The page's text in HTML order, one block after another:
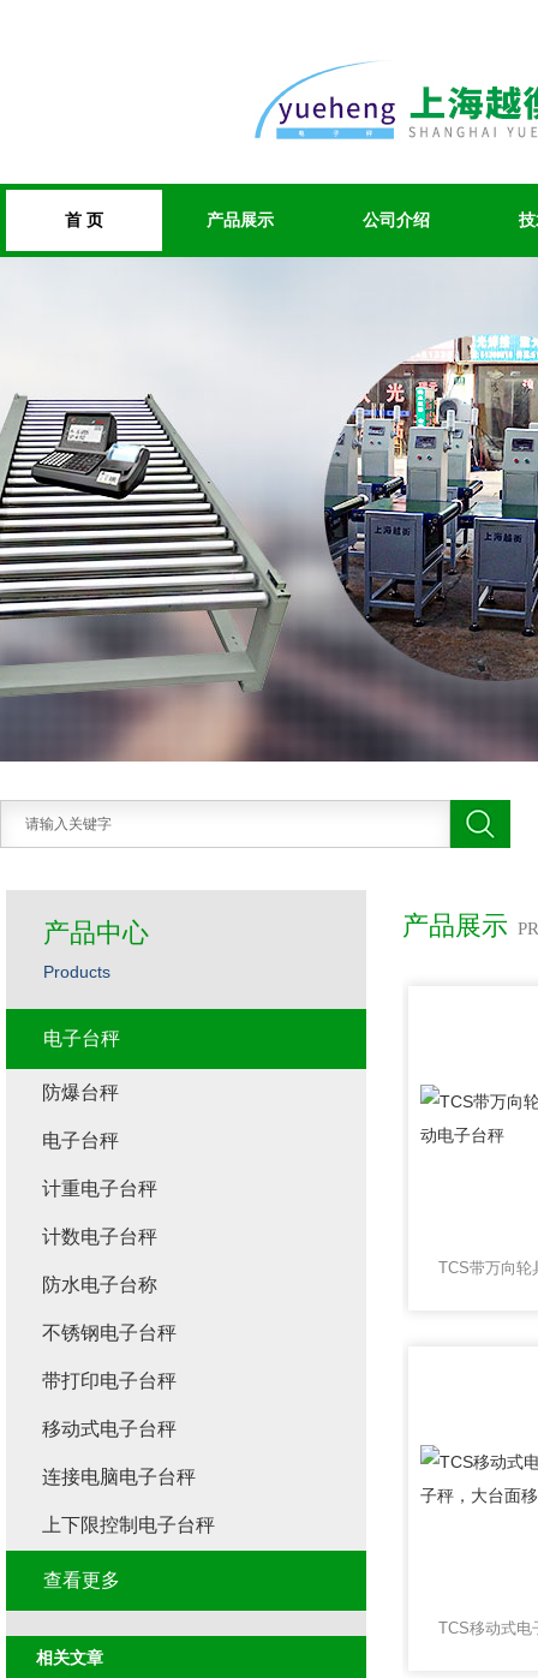
首 页 产品展示 公司介绍
产品展示
产品中心
Products
电子台秤
防爆台秤
电子台秤
计重电子台秤
计数电子台秤
防水电子台称
不锈钢电子台秤
带打印电子台秤
移动式电子台秤
连接电脑电子台秤
上下限控制电子台秤
查看更多
相关文章